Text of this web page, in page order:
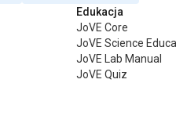
Edukacja
JoVE Core
JoVE Science
JoVE Lab Manual
JoVE Quiz